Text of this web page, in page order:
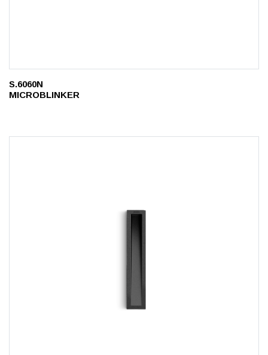
S.6060N
MICROBLINKER